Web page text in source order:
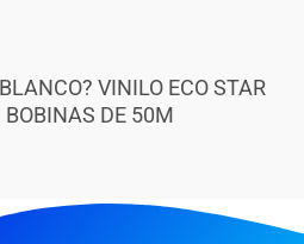
VINILO ECO STAR
BOBINAS DE 50M